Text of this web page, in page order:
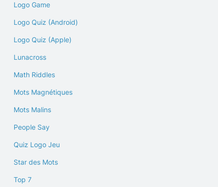
Logo Game
Logo Quiz (Android)
Logo Quiz (Apple)
Lunacross
Math Riddles
Mots Magnétiques
Mots Malins
People Say
Quiz Logo Jeu
Star des Mots
Top 7